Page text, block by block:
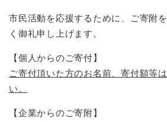
市民活動を応援するために、ご寄附
く御礼申し上げます。
【個人からのご寄付】
ご寄付頂いた方のお名前、寄付額等
い。
【企業からのご寄附】